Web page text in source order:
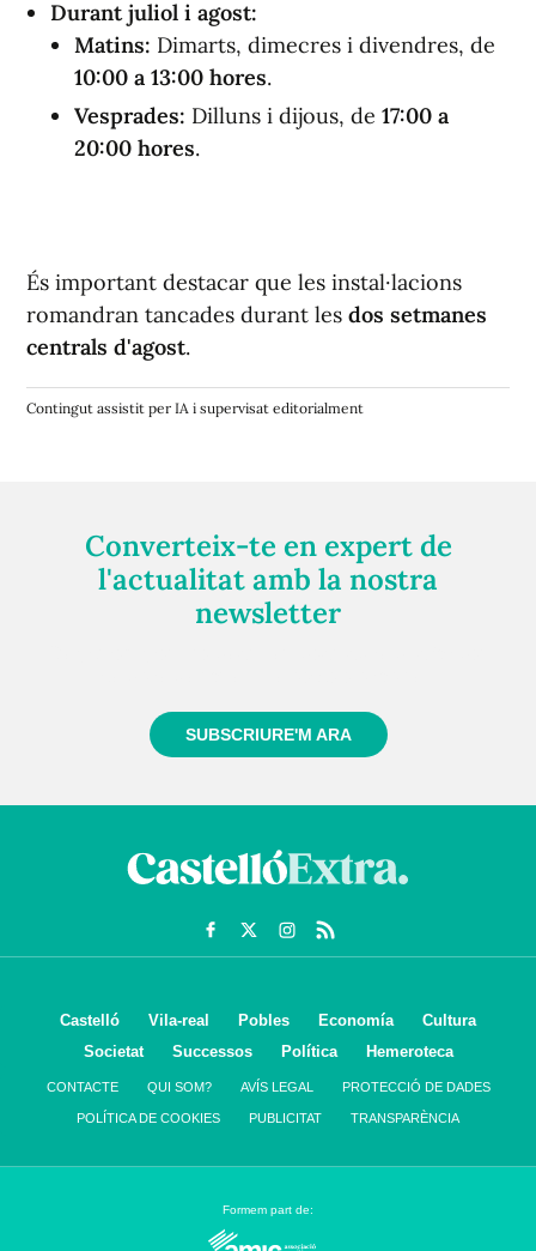
Durant juliol i agost:
Matins: Dimarts, dimecres i divendres, de
10:00 a 13:00 hores.
Vesprades: Dilluns i dijous, de 17:00 a
20:00 hores.
És important destacar que les instal·lacions
romandran tancades durant les dos setmanes
centrals d'agost.
Contingut assistit per IA i supervisat editorialment
Converteix-te en expert de
l'actualitat amb la nostra
newsletter
SUBSCRIURE'M ARA
Castelló Vila-real Pobles Economía
Cultura
Societat
Successos Política Hemeroteca
CONTACTE QUI SOM? AVÍS LEGAL PROTECCIÓ DE DADES
POLÍTICA DE COOKIES PUBLICITAT TRANSPARÈNCIA
Formem part de: